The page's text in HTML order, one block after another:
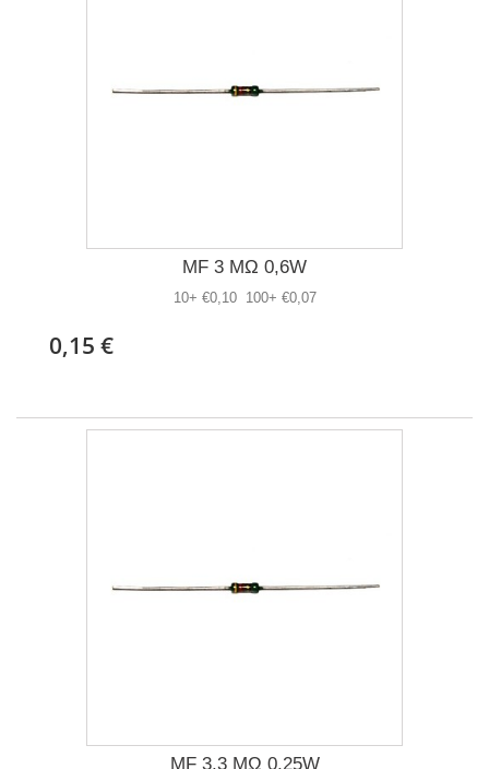
MF 3 MΩ 0,6W
10+ €0,10 100+ €0,07
0,15 €
MF 3,3 MΩ 0,25W